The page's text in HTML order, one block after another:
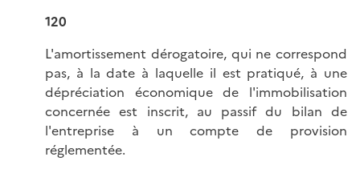
120
L'amortissement dérogatoire, qui ne correspond
pas, à la date à laquelle il est pratiqué, à une
dépréciation économique de l'immobilisation
concernée est inscrit, au passif du bilan de
l'entreprise à un compte de provision
réglementée.